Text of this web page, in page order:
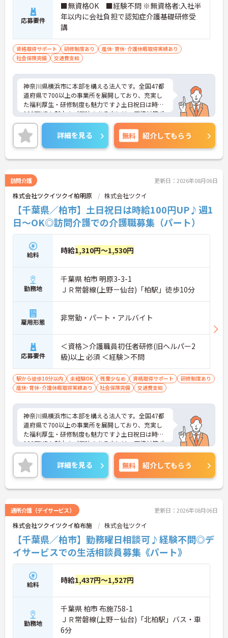
応募要件
■無資格OK ■経験不問 ※無資格者:入社半
年以内に会社負担で認知症介護基礎研修受
講
資格取得サポート 研修制度あり
産休･育休･介護休暇取得実績あり
社会保険完備
交通費支給
神奈川県横浜市に本部を構える法人です。全国47都
道府県で700以上の事業所を展開しており、充実し
た福利厚生・研修制度も魅力です♪土日祝日は時給
100円UPも魅力★ご興味のある方には、面接対策ポ
イントなど、さらに詳細をお話しいたしますのでお
気軽にご相談ください！
詳細を見る 無料 紹介してもらう
訪問介護 更新日：2026年08月06日
株式会社ツクイツクイ柏明原 株式会社ツクイ
【千葉県／柏市】土日祝日は時給100円UP♪週1
日～OK◎訪問介護での介護職募集（パート）
給料 時給1,310円～1,530円
勤務地
千葉県 柏市 明原3-3-1
ＪＲ常磐線(上野－仙台)「柏駅」徒歩10分
雇用形態 非常勤・パート・アルバイト
応募要件
＜資格＞介護職員初任者研修(旧ヘルパー2
級)以上 必須 ＜経験＞不問
駅から徒歩10分以内 未経験OK 残業少なめ 資格取得サポート
研修制度あり
産休･育休･介護休暇取得実績あり
社会保険完備 交通費支給
神奈川県横浜市に本部を構える法人です。全国47都
道府県で700以上の事業所を展開しており、充実し
た福利厚生・研修制度も魅力です♪土日祝日は時給
100円UPも魅力★ご興味のある方には、面接対策ポ
イントなど、さらに詳細をお話しいたしますのでお
気軽にご相談ください！
詳細を見る 無料 紹介してもらう
通所介護（デイサービス） 更新日：2026年08月06日
株式会社ツクイツクイ柏布施 株式会社ツクイ
【千葉県／柏市】勤務曜日相談可♪経験不問◎デ
イサービスでの生活相談員募集《パート》
給料 時給1,437円～1,527円
勤務地
千葉県 柏市 布施758-1
ＪＲ常磐線(上野－仙台)「北柏駅」バス・車
6分